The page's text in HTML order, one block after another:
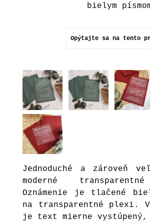
bielym
Opýtajte sa na tento
Jednoduché a zároveň
moderné
Oznámenie je tlačené
na transparentné plexi.
je text mierne vystúpený,